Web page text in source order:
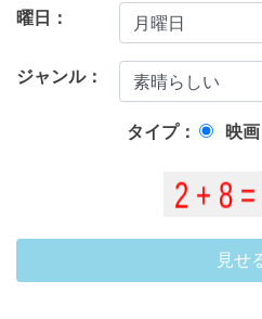
曜日：
ジャンル：
タイプ： 映画
見せ